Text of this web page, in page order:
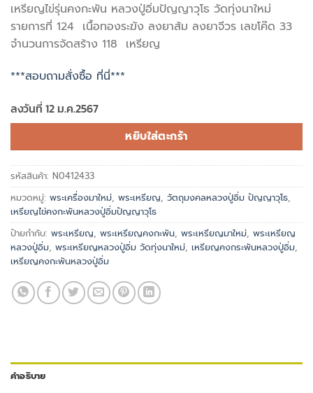
เหรียญไข่รุ่นคงกะพัน หลวงปู่อิ่มปัญญาวุโธ วัดทุ่งนาใหม่
รายการที่ 124 เนื้อทองระฆัง ลงยาส้ม ลงยาจีวร เลขโค๊ด 33
จำนวนการจัดสร้าง 118 เหรียญ
***สอบถามสั่งซื้อ ที่นี่***
ลงวันที่ 12 ม.ค.2567
หยิบใส่ตะกร้า
รหัสสินค้า: N0412433
หมวดหมู่: พระเครื่องมาใหม่, พระเหรียญ, วัตถุมงคลหลวงปู่อิ่ม ปัญญาวุโธ,
เหรียญไข่คงกะพันหลวงปู่อิ่มปัญญาวุโธ
ป้ายกำกับ: พระเหรียญ, พระเหรียญคงกะพัน, พระเหรียญมาใหม่, พระเหรียญ
หลวงปู่อิ่ม, พระเหรียญหลวงปู่อิ่ม วัดทุ่งนาใหม่, เหรียญคงกระพันหลวงปู่อิ่ม,
เหรียญคงกะพันหลวงปู่อิ่ม
คำอธิบาย